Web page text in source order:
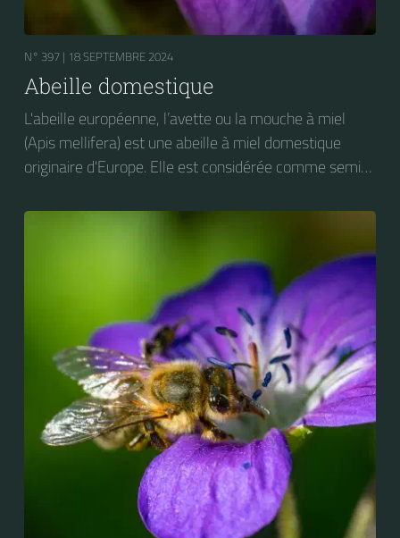
N° 397 | 18 SEPTEMBRE 2024
Abeille domestique
L'abeille européenne, l’avette ou la mouche à miel
(Apis mellifera) est une abeille à miel domestique
originaire d'Europe. Elle est considérée comme semi-
échelle pour produire du miel.